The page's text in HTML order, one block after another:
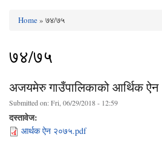
Home» ७४/७५
७४/७५
अजयमेरु गाउँपालिकाको आर्थिक
Submitted on:Fri, 06/29/2018 - 12:59
दस्तावेज:
आर्थक ऐन २०७५.pdf